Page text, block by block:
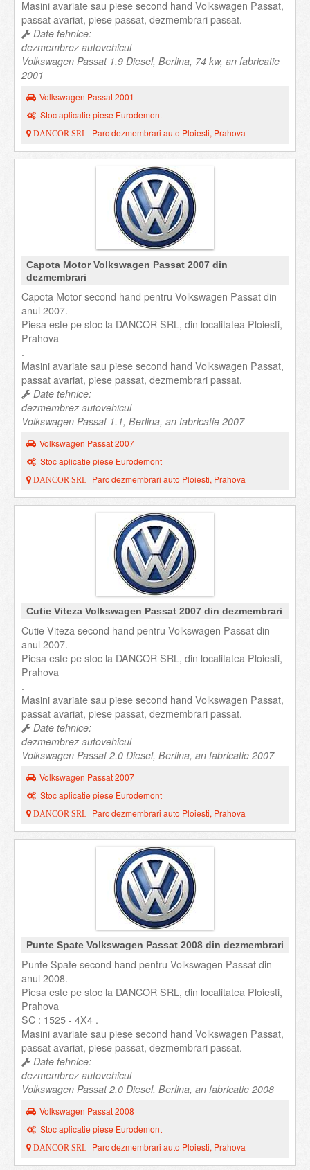
Masini avariate sau piese second hand Volkswagen Passat,
passat avariat, piese passat, dezmembrari passat.
Date tehnice:
dezmembrez autovehicul
Volkswagen Passat 1.9 Diesel, Berlina, 74 kw, an fabricatie
2001
Volkswagen Passat 2001
Stoc aplicatie piese Eurodemont
DANCOR SRL Parc dezmembrari auto Ploiesti, Prahova
Capota Motor Volkswagen Passat 2007 din
dezmembrari
Capota Motor second hand pentru Volkswagen Passat din
anul 2007.
Piesa este pe stoc la DANCOR SRL, din localitatea Ploiesti,
Prahova
.
Masini avariate sau piese second hand Volkswagen Passat,
passat avariat, piese passat, dezmembrari passat.
Date tehnice:
dezmembrez autovehicul
Volkswagen Passat 1.1, Berlina, an fabricatie 2007
Volkswagen Passat 2007
Stoc aplicatie piese Eurodemont
DANCOR SRL Parc dezmembrari auto Ploiesti, Prahova
Cutie Viteza Volkswagen Passat 2007 din dezmembrari
Cutie Viteza second hand pentru Volkswagen Passat din
anul 2007.
Piesa este pe stoc la DANCOR SRL, din localitatea Ploiesti,
Prahova
.
Masini avariate sau piese second hand Volkswagen Passat,
passat avariat, piese passat, dezmembrari passat.
Date tehnice:
dezmembrez autovehicul
Volkswagen Passat 2.0 Diesel, Berlina, an fabricatie 2007
Volkswagen Passat 2007
Stoc aplicatie piese Eurodemont
DANCOR SRL Parc dezmembrari auto Ploiesti, Prahova
Punte Spate Volkswagen Passat 2008 din dezmembrari
Punte Spate second hand pentru Volkswagen Passat din
anul 2008.
Piesa este pe stoc la DANCOR SRL, din localitatea Ploiesti,
Prahova
SC : 1525 - 4X4 .
Masini avariate sau piese second hand Volkswagen Passat,
passat avariat, piese passat, dezmembrari passat.
Date tehnice:
dezmembrez autovehicul
Volkswagen Passat 2.0 Diesel, Berlina, an fabricatie 2008
Volkswagen Passat 2008
Stoc aplicatie piese Eurodemont
DANCOR SRL Parc dezmembrari auto Ploiesti, Prahova